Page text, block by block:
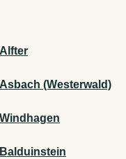
Alfter
Asbach (Westerwald)
Windhagen
Balduinstein